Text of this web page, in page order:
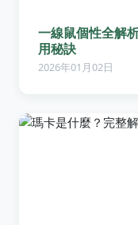
一線鼠個性全解
用秘訣
2026年01月02日